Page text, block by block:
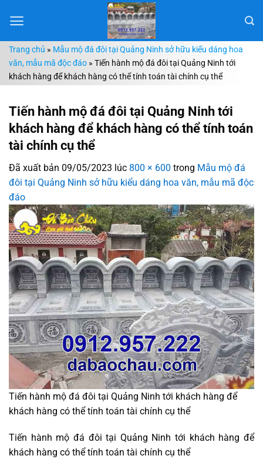
đến
dungTrang chủ » Mẫu mộ đá đôi tại Quảng Ninh sở hữu kiểu dáng hoa
văn, mẫu mã độc đáo » Tiến hành mộ đá đôi tại Quảng Ninh tới
khách hàng để khách hàng có thể tính toán tài chính cụ thể
Tiến hành mộ đá đôi tại Quảng Ninh tới
khách hàng để khách hàng có thể tính toán
tài chính cụ thể
Đã xuất bản 09/05/2023 lúc 800 × 600 trong Mẫu mộ đá
đôi tại Quảng Ninh sở hữu kiểu dáng hoa văn, mẫu mã độc
đáo
Tiến hành mộ đá đôi tại Quảng Ninh tới khách hàng để
khách hàng có thể tính toán tài chính cụ thể
Tiến hành mộ đá đôi tại Quảng Ninh tới khách hàng để
khách hàng có thể tính toán tài chính cụ thể